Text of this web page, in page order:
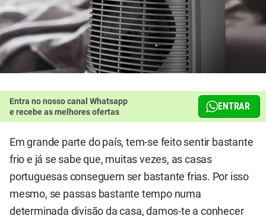
Entra no nosso canal Whatsapp
e recebe as melhores ofertas
ENTRAR
Em grande parte do país, tem-se feito sentir bastante
frio e já se sabe que, muitas vezes, as casas
portuguesas conseguem ser bastante frias. Por isso
mesmo, se passas bastante tempo numa
determinada divisão da casa, damos-te a conhecer